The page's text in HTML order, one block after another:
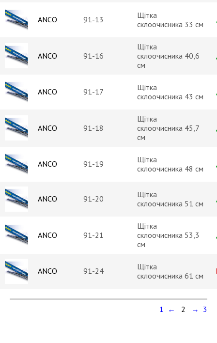
ANCO 91-13
Щітка
склоочисника 33 см
ANCO 91-16
Щітка
склоочисника 40,6
см
ANCO 91-17
Щітка
склоочисника 43 см
ANCO 91-18
Щітка
склоочисника 45,7
см
ANCO 91-19
Щітка
склоочисника 48 см
ANCO 91-20
Щітка
склоочисника 51 см
ANCO 91-21
Щітка
склоочисника 53,3
см
ANCO 91-24
Щітка
склоочисника 61 см
1 ← 2 → 3